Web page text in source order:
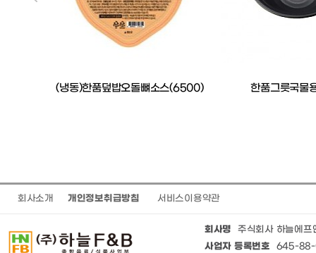
(냉동)한품덮밥오돌뼈소스(6500) 한품그릇국물
회사소개 개인정보취급방침 서비스이용약관
회사명 주식회사 하늘에프
사업자 등록번호 645-88-